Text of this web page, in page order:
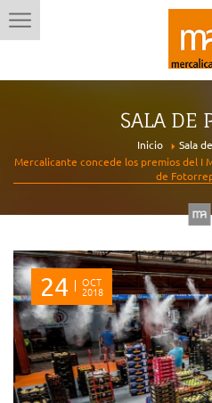
SALA DE
Inicio
Sala
Mercalicante concede los premios del I
de
24 OCT
2018